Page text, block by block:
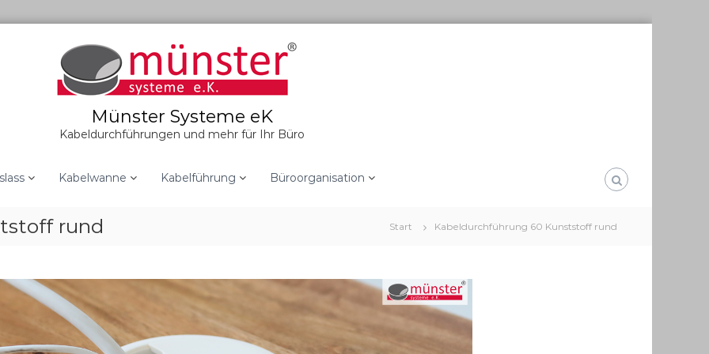
Münster Systeme eK
Kabeldurchführungen und mehr für Ihr Büro
Kabelwanne Kabelführung Büroorganisation
rund Start Kabeldurchführung 60 Kunststoff rund